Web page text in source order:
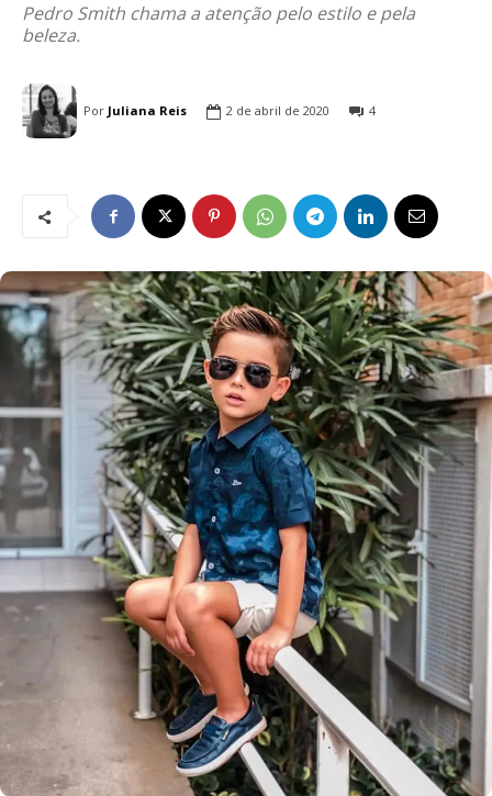
Pedro Smith chama a atenção pelo estilo e pela
beleza.
Por Juliana Reis 2 de abril de 2020 4